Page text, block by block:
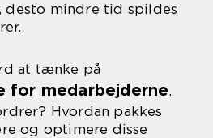
mindre tid spildes
at tænke på
for medarbejderne.
Hvordan pakkes
og optimere disse